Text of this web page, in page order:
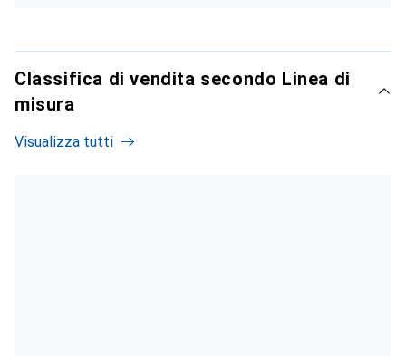
Classifica di vendita secondo Linea di
misura
Visualizza tutti